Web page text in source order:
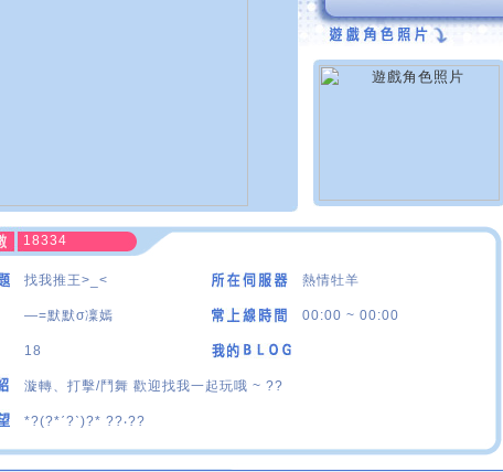
18334
找我推王>_< 熱情牡羊
—=默默σ凜嫣 00:00 ~ 00:00
18
漩轉、打擊/鬥舞 歡迎找我一起玩哦 ~ ??
*?(?*ˊ?ˋ)?* ??‧??